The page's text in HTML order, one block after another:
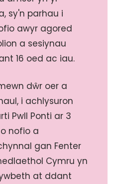
sy'n parhau i
awyr agored
a sesiynau
16 oed ac iau.
dŵr oer a
i achlysuron
Pwll Ponti ar 3
nofio a
gan Fenter
Cymru yn
at ddant